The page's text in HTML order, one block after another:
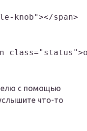
knob"></span>
с помощью
что-то